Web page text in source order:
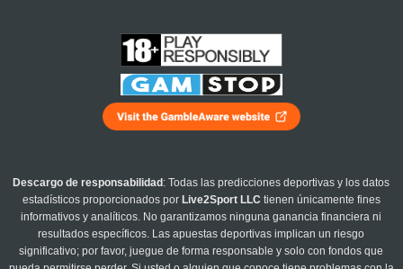
Descargo de responsabilidad : Todas las predicciones deportivas y los datos
estadísticos proporcionados por Live2Sport LLC tienen únicamente fines
informativos y analíticos. No garantizamos ninguna ganancia financiera ni
resultados específicos. Las apuestas deportivas implican un riesgo
significativo; por favor, juegue de forma responsable y solo con fondos que